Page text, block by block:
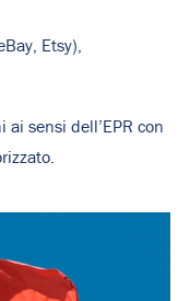
Etsy),
sensi dell’EPR con